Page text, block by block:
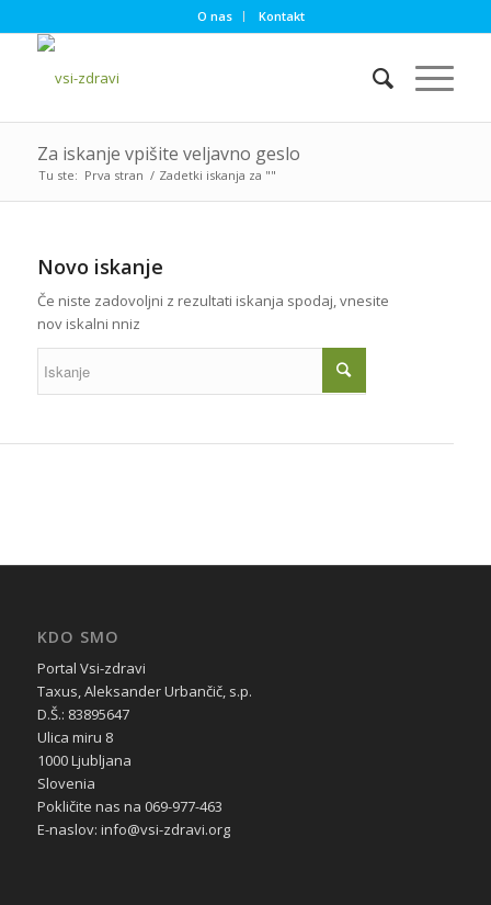
O nas Kontakt
Za iskanje vpišite veljavno geslo
Tu ste: Prva stran / Zadetki iskanja za ""
Novo iskanje
Če niste zadovoljni z rezultati iskanja spodaj, vnesite
nov iskalni nniz
KDO SMO
Portal Vsi-zdravi
Taxus, Aleksander Urbančič, s.p.
D.Š.: 83895647
Ulica miru 8
1000 Ljubljana
Slovenia
Pokličite nas na 069-977-463
E-naslov: info@vsi-zdravi.org